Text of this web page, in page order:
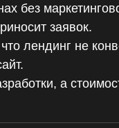
без
заявок.
лендинг не
а